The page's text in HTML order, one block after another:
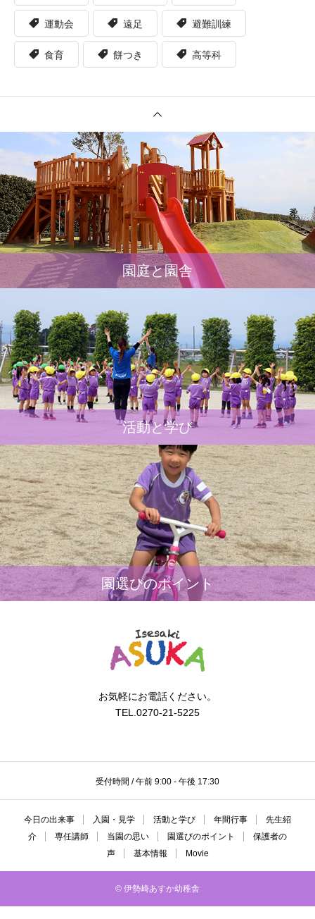
運動会 遠足 避難訓練
食育 餅つき 高等科
園庭と園舎
活動と学び
園選びのポイント
お気軽にお電話ください。
TEL.0270-21-5225
受付時間 / 午前 9:00 - 午後 17:30
今日の出来事 入園・見学 活動と学び 年間行事
先生紹
介
専任講師 当園の思い 園選びのポイント
保護者の
声
基本情報 Movie
© 伊勢崎あすか幼稚舎